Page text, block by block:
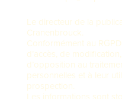
Le directeur de la
Cranenbrouck.
Conformément au
d’accès, de
d’opposition au
personnelles et à leur
prospection.